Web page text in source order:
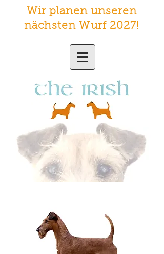
Wir planen unseren
nächsten Wurf 2027!